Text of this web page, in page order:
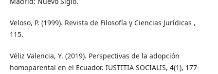
Veloso, P. (1999). Revista de Filosofía y Ciencias Jurídicas ,
115.
Véliz Valencia, Y. (2019). Perspectivas de la adopción
homoparental en el Ecuador. IUSTITIA SOCIALIS, 4(1), 177-